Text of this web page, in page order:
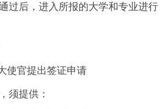
过后，进入所报的大学和专业进行
使官提出签证申请
须提供：